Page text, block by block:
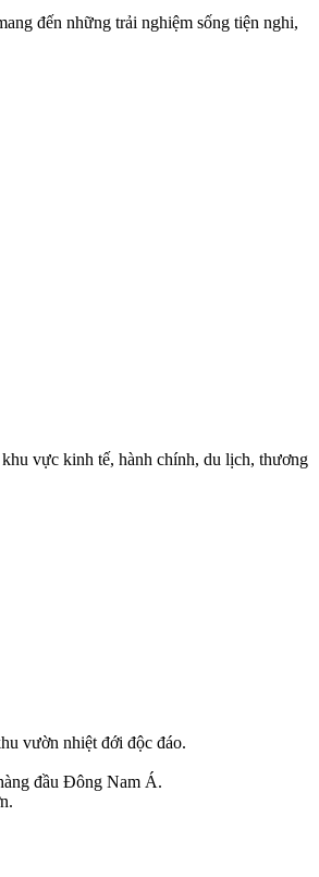
đến những trải nghiệm sống tiện nghi,
vực kinh tế, hành chính, du lịch, thương
vườn nhiệt đới độc đáo.
đầu Đông Nam Á.